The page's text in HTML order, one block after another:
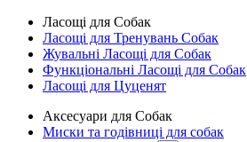
Ласощі для Собак
Ласощі для Тренувань Собак
Жувальні Ласощі для Собак
Функціональні Ласощі для Собак
Ласощі для Цуценят
Аксесуари для Собак
Миски та годівниці для собак